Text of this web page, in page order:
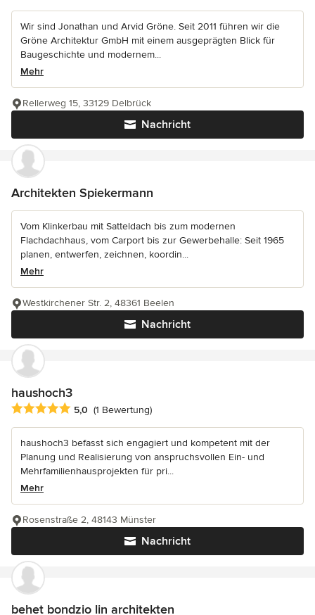
Wir sind Jonathan und Arvid Gröne. Seit 2011 führen wir die
Gröne Architektur GmbH mit einem ausgeprägten Blick für
Baugeschichte und modernem...
Mehr
Nachricht
Rellerweg 15, 33129 Delbrück
Architekten Spiekermann
Vom Klinkerbau mit Satteldach bis zum modernen
Flachdachhaus, vom Carport bis zur Gewerbehalle: Seit 1965
planen, entwerfen, zeichnen, koordin...
Mehr
Nachricht
Westkirchener Str. 2, 48361 Beelen
haushoch3
Durchschnittliche Bewertung: 5 von 5 Sternen
5,0 (1 Bewertung)
haushoch3 befasst sich engagiert und kompetent mit der
Planung und Realisierung von anspruchsvollen Ein- und
Mehrfamilienhausprojekten für pri...
Mehr
Nachricht
Rosenstraße 2, 48143 Münster
behet bondzio lin architekten